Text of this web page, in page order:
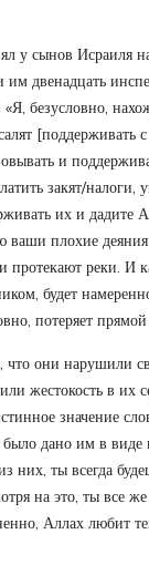
у сынов Исраиля
двенадцать
безусловно,
[поддерживать
и
закят/налоги,
их и дадите
ваши плохие
протекают реки. И
будет
потеряет прямой
что они нарушили
жестокость в их
значение
дано им в виде
них, ты всегда
на это, ты все
Аллах любит